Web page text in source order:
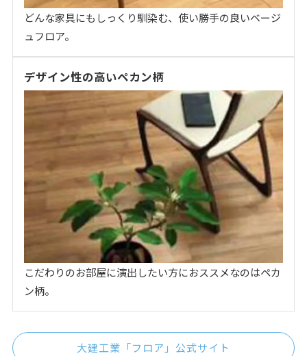
どんな家具にもしっくり馴染む、使い勝手の良いベージ
ュフロア。
デザイン性の高いペカン柄
こだわりのお部屋に演出したい方におススメなのはペカ
ン柄。
大建工業「フロア」公式サイト